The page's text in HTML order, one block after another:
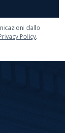
dallo
Policy.